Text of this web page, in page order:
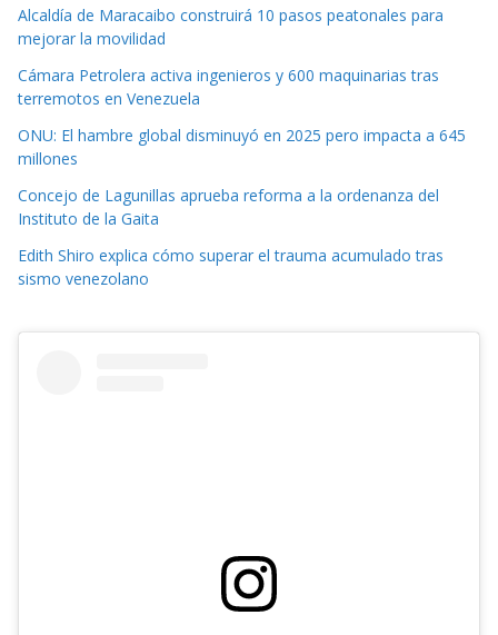
Alcaldía de Maracaibo construirá 10 pasos peatonales para
mejorar la movilidad
Cámara Petrolera activa ingenieros y 600 maquinarias tras
terremotos en Venezuela
ONU: El hambre global disminuyó en 2025 pero impacta a 645
millones
Concejo de Lagunillas aprueba reforma a la ordenanza del
Instituto de la Gaita
Edith Shiro explica cómo superar el trauma acumulado tras
sismo venezolano